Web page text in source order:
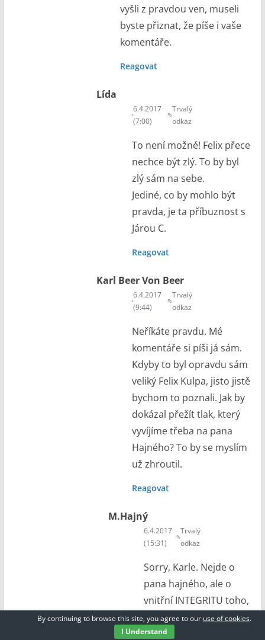
vyšli z pravdou ven, museli
byste přiznat, že píše i vaše
komentáře.
Reagovat
Lída
6.4.2017
(7:00)
Trvalý
odkaz
To není možné! Felix přece
nechce být zlý. To by byl
zlý sám na sebe.
Jediné, co by mohlo být
pravda, je ta příbuznost s
Járou C.
Reagovat
Karl Beer Von Beer
6.4.2017
(9:44)
Trvalý
odkaz
Neříkáte pravdu. Mé
komentáře si píši já sám.
Kdyby to byl opravdu sám
veliký Felix Kulpa, jisto jistě
bychom to poznali. Jak by
dokázal přežít tlak, který
vyvíjíme třeba na pana
Hajného? To by se myslím
už zhroutil.
Reagovat
M.Hajný
6.4.2017
(15:31)
Trvalý
odkaz
Sorry, Karle. Nejde o
pana hajného, ale o
vnitřní INTEGRITU toho,
o čem jsou texty tohoto
blogu. (Satira –
By continuing to browse this site, you agree to our use of cookies.
I Understand